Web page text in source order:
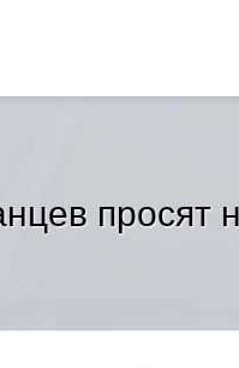
просят